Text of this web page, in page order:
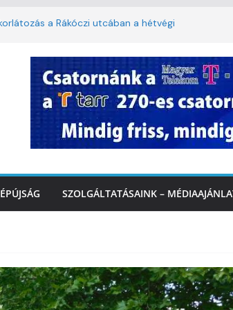
a Rákóczi utcában a hétvégi
Marcaliban – VIDEÓ
Balatonnál – az első félidő végén
utca felújítása Marcaliban –
SZOLGÁLTATÁSAINK –